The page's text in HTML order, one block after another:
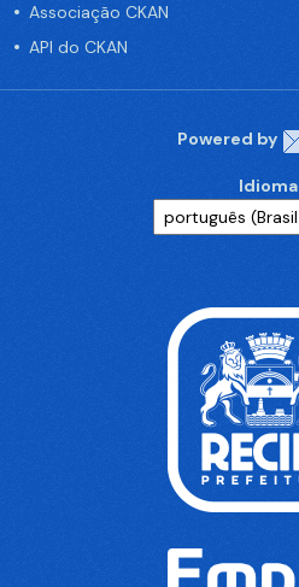
Associação CKAN
API do CKAN
Powered by
Idioma